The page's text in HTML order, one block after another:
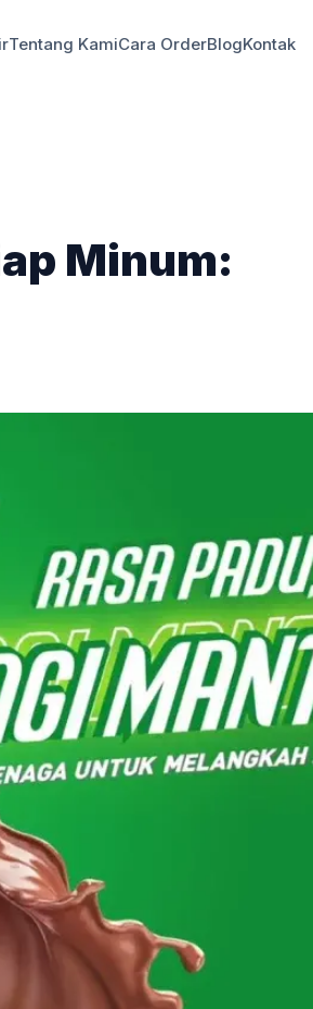
Tentang KamiCara OrderBlogKontak
Minum: